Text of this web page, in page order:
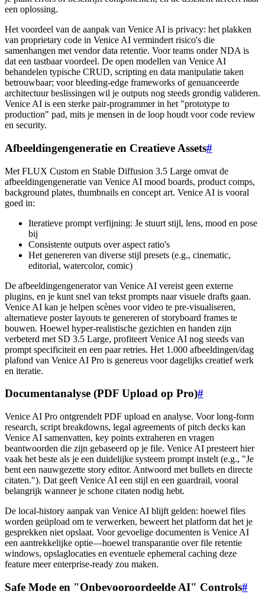
een oplossing.
Het voordeel van de aanpak van Venice AI is privacy: het plakken
van proprietary code in Venice AI vermindert risico's die
samenhangen met vendor data retentie. Voor teams onder NDA is
dat een tastbaar voordeel. De open modellen van Venice AI
behandelen typische CRUD, scripting en data manipulatie taken
betrouwbaar; voor bleeding-edge frameworks of genuanceerde
architectuur beslissingen wil je outputs nog steeds grondig valideren.
Venice AI is een sterke pair-programmer in het "prototype to
production" pad, mits je mensen in de loop houdt voor code review
en security.
Afbeeldingengeneratie en Creatieve Assets#
Met FLUX Custom en Stable Diffusion 3.5 Large omvat de
afbeeldingengeneratie van Venice AI mood boards, product comps,
background plates, thumbnails en concept art. Venice AI is vooral
goed in:
Iteratieve prompt verfijning: Je stuurt stijl, lens, mood en pose
bij
Consistente outputs over aspect ratio's
Het genereren van diverse stijl presets (e.g., cinematic,
editorial, watercolor, comic)
De afbeeldingengenerator van Venice AI vereist geen externe
plugins, en je kunt snel van tekst prompts naar visuele drafts gaan.
Venice AI kan je helpen scènes voor video te pre-visualiseren,
alternatieve poster layouts te genereren of storyboard frames te
bouwen. Hoewel hyper-realistische gezichten en handen zijn
verbeterd met SD 3.5 Large, profiteert Venice AI nog steeds van
prompt specificiteit en een paar retries. Het 1.000 afbeeldingen/dag
plafond van Venice AI Pro is genereus voor dagelijks creatief werk
en iteratie.
Documentanalyse (PDF Upload op Pro)#
Venice AI Pro ontgrendelt PDF upload en analyse. Voor long-form
research, script breakdowns, legal agreements of pitch decks kan
Venice AI samenvatten, key points extraheren en vragen
beantwoorden die zijn gebaseerd op je file. Venice AI presteert hier
vaak het beste als je een duidelijke systeem prompt instelt (e.g., "Je
bent een nauwgezette story editor. Antwoord met bullets en directe
citaten."). Dat geeft Venice AI een stijl en een guardrail, vooral
belangrijk wanneer je schone citaten nodig hebt.
De local-history aanpak van Venice AI blijft gelden: hoewel files
worden geüpload om te verwerken, beweert het platform dat het je
gesprekken niet opslaat. Voor gevoelige documenten is Venice AI
een aantrekkelijke optie—hoewel transparantie over file retentie
windows, opslaglocaties en eventuele ephemeral caching deze
feature meer enterprise-ready zou maken.
Safe Mode en "Onbevooroordeelde AI" Controls#